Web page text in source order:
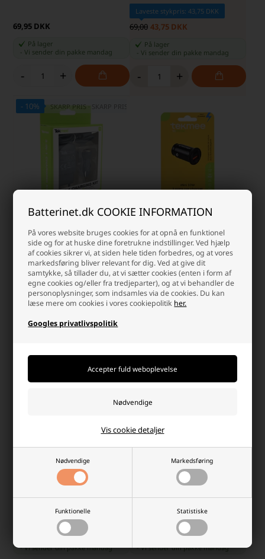
Batterinet.dk COOKIE INFORMATION
På vores website bruges cookies for at opnå en funktionel
side og for at huske dine foretrukne indstillinger. Ved hjælp
af cookies sikrer vi, at siden hele tiden forbedres, og at vores
markedsføring bliver relevant for dig. Ved at give dit
samtykke, så tillader du, at vi sætter cookies (enten i form af
egne cookies og/eller fra tredjeparter), og at vi behandler de
personoplysninger, som indsamles via de cookies. Du kan
læse mere om cookies i vores cookiepolitik her.
Googles privatlivspolitik
Nødvendige Markedsføring
Funktionelle Statistiske
Vis cookie detaljer
69,95 DKK
På lager
-Vi sender din pakke mandag
- +
Laveste stykpris: 43,75 DKK
69,00 43,75 DKK
På lager
Vi sender din pakke mandag
- +
- 10% SKARP PRIS · SKARP PRIS
Tekmee 3 i 1 ladesæt type C
69,00 62,44 DKK
På lager
Vi sender din pakke mandag
+
Tekmee 12V USB oplader med 2
porte til USB A og C, 3A
Laveste stykpris: 49,00 DKK
64,00 DKK
På lager
Vi sender din pakke
Tekmee 1 meter opladerkabel,
Type-C til Type-C, Regnbue
-Vi sender din pakkemandag
Tekmee 1 meter Ladekabel, Grå,
Type-C til Type-C
-Vi sender din pakkemandag